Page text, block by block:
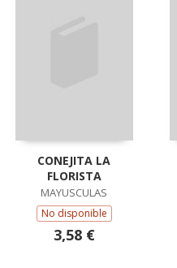
CONEJITA LA
FLORISTA
MAYUSCULAS
No disponible
3,58 €